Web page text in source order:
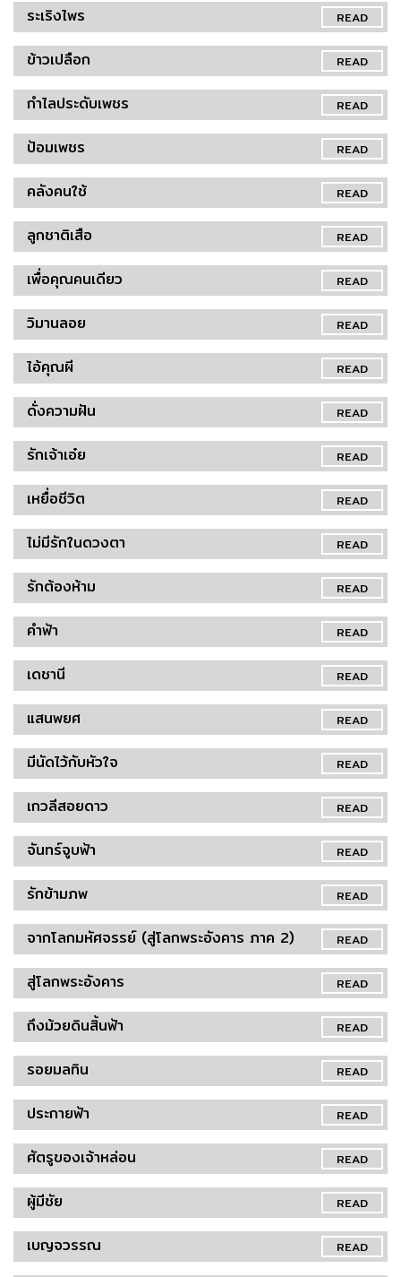
READ
ระเริงไพร
READ
ข้าวเปลือก
READ
กำไลประดับเพชร
READ
ป้อมเพชร
READ
คลังคนใช้
READ
ลูกชาติเสือ
READ
เพื่อคุณคนเดียว
READ
วิมานลอย
READ
ไอ้คุณผี
READ
ดั่งความฝัน
READ
รักเจ้าเอ๋ย
READ
เหยื่อชีวิต
READ
ไม่มีรักในดวงตา
READ
รักต้องห้าม
READ
คำฟ้า
READ
เดชานี
READ
แสนพยศ
READ
มีนัดไว้กับหัวใจ
READ
เกวลีสอยดาว
READ
จันทร์จูบฟ้า
READ
รักข้ามภพ
READ
จากโลกมหัศจรรย์ (สู่โลกพระอังคาร ภาค 2)
READ
สู่โลกพระอังคาร
READ
ถึงม้วยดินสิ้นฟ้า
READ
รอยมลทิน
READ
ประกายฟ้า
READ
ศัตรูของเจ้าหล่อน
READ
ผู้มีชัย
READ
เบญจวรรณ